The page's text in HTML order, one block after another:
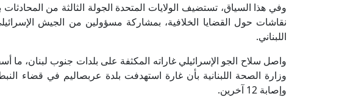
وفي هذا السياق، تستضيف الولايات المتحدة الجولة الثالثة من المحادثات
نقاشات حول القضايا الخلافية، بمشاركة مسؤولين من الجيش
اللبناني.
واصل سلاح الجو الإسرائيلي غاراته المكثفة على بلدات جنوب لبنان،
وإصابة 12 آخرين.